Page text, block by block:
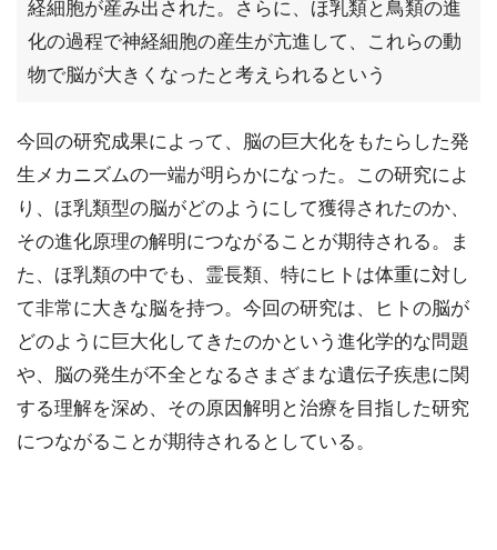
経細胞が産み出された。さらに、ほ乳類と鳥類の進
化の過程で神経細胞の産生が亢進して、これらの動
物で脳が大きくなったと考えられるという
今回の研究成果によって、脳の巨大化をもたらした発
生メカニズムの一端が明らかになった。この研究によ
り、ほ乳類型の脳がどのようにして獲得されたのか、
その進化原理の解明につながることが期待される。ま
た、ほ乳類の中でも、霊長類、特にヒトは体重に対し
て非常に大きな脳を持つ。今回の研究は、ヒトの脳が
どのように巨大化してきたのかという進化学的な問題
や、脳の発生が不全となるさまざまな遺伝子疾患に関
する理解を深め、その原因解明と治療を目指した研究
につながることが期待されるとしている。